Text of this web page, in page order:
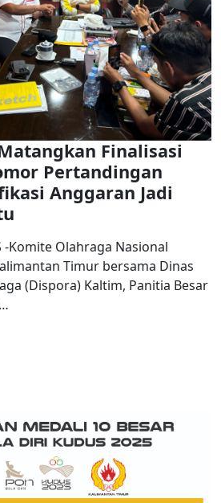
Finalisasi
Pertandingan
Anggaran Jadi
-Komite Olahraga Nasional
Timur bersama Dinas
(Dispora) Kaltim, Panitia Besar